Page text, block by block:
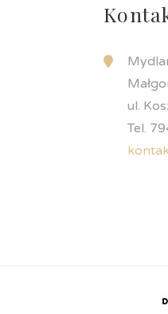
ul.
Tel.